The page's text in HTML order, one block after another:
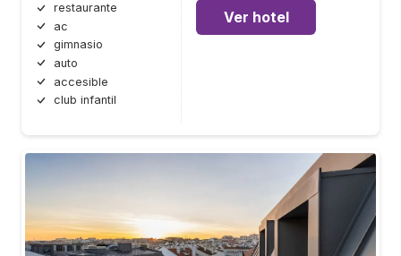
restaurante
ac
gimnasio
auto
accesible
club infantil
Ver hotel